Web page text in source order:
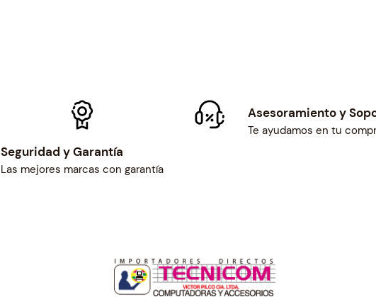
Seguridad y Garantía
Las mejores marcas con garantía
Asesoramiento y
Te ayudamos en tu